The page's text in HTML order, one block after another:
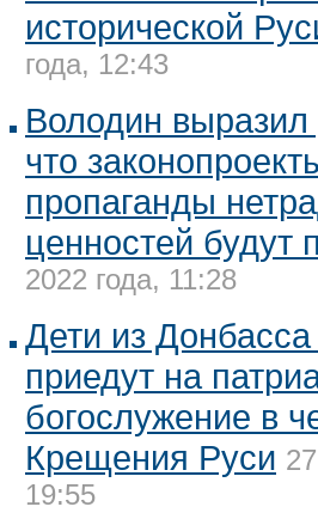
исторической
года, 12:43
Володин выразил
что
пропаганды
ценностей будут
2022 года, 11:28
Дети из
приедут на
богослужение в
Крещения Руси
19:55